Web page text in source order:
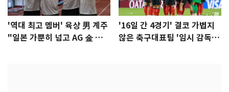
'역대 최고 멤버' 육상 男 계주
"일본 가뿐히 넘고 AG 金 따겠
'16일 간 4경기' 결코 가볍지
않은 축구대표팀 '임시 감독'